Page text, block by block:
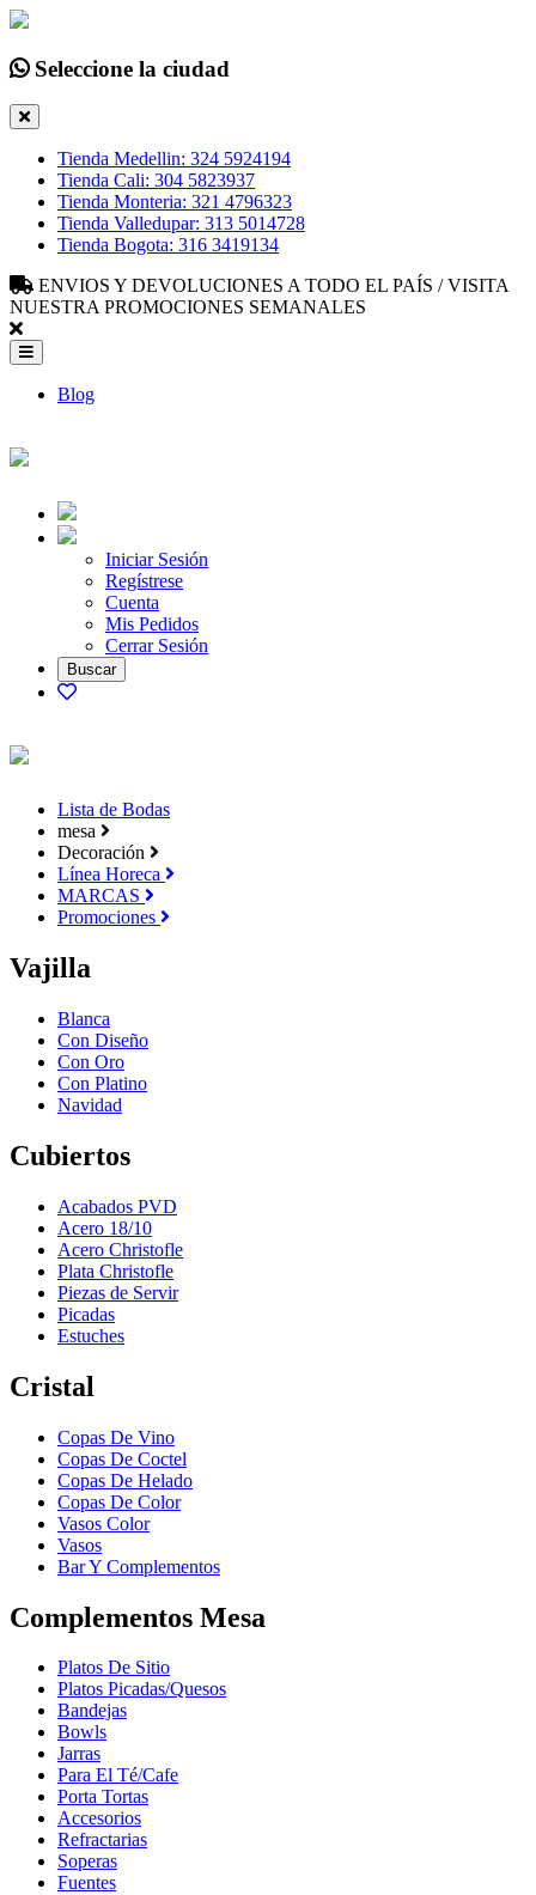
Seleccione la ciudad
Tienda Medellin: 324 5924194
Tienda Cali: 304 5823937
Tienda Monteria: 321 4796323
Tienda Valledupar: 313 5014728
Tienda Bogota: 316 3419134
ENVIOS Y DEVOLUCIONES A TODO EL PAÍS / VISITA
NUESTRA PROMOCIONES SEMANALES
Blog
Iniciar Sesión
Regístrese
Cuenta
Mis Pedidos
Cerrar Sesión
Lista de Bodas
mesa
Decoración
Línea Horeca
MARCAS
Promociones
Vajilla
Blanca
Con Diseño
Con Oro
Con Platino
Navidad
Cubiertos
Acabados PVD
Acero 18/10
Acero Christofle
Plata Christofle
Piezas de Servir
Picadas
Estuches
Cristal
Copas De Vino
Copas De Coctel
Copas De Helado
Copas De Color
Vasos Color
Vasos
Bar Y Complementos
Complementos Mesa
Platos De Sitio
Platos Picadas/Quesos
Bandejas
Bowls
Jarras
Para El Té/Cafe
Porta Tortas
Accesorios
Refractarias
Soperas
Fuentes